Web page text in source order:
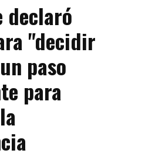
declaró
"decidir
paso
para